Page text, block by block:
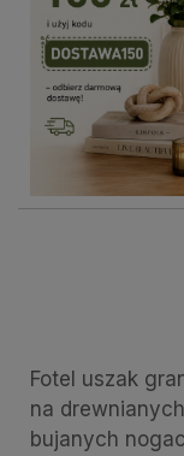
Fotel uszak
na drewnianych
bujanych